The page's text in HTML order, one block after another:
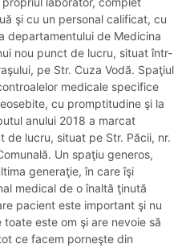
şi cu un personal calificat, cu
departamentului de Medicina
nou punct de lucru, situat într-
pe Str. Cuza Vodă. Spaţiul
medicale specifice
cu promptitudine şi la
anului 2018 a marcat
de lucru, situat pe Str. Păcii, nr.
Un spaţiu generos,
generaţie, în care îşi
medical de o înaltă ţinută
pacient este important şi nu
este om şi are nevoie să
ce facem porneşte din